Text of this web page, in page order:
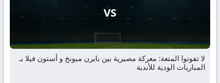
VS
لا تفوتوا المتعة: معركة مصيرية بين بايرن ميونخ و أستون فيلا بـ
المباريات الودية للأندية